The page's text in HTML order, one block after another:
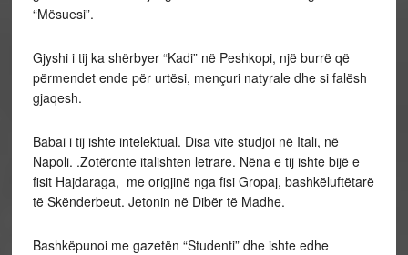
“Mësuesi”.
Gjyshi i tij ka shërbyer “Kadi” në Peshkopi, një burrë që
përmendet ende për urtësi, mençuri natyrale dhe si falësh
gjaqesh.
Babai i tij ishte intelektual. Disa vite studjoi në Itali, në
Napoli. .Zotëronte italishten letrare. Nëna e tij ishte bijë e
fisit Hajdaraga, me origjinë nga fisi Gropaj, bashkëluftëtarë
të Skënderbeut. Jetonin në Dibër të Madhe.
Bashkëpunoi me gazetën “Studenti” dhe ishte edhe